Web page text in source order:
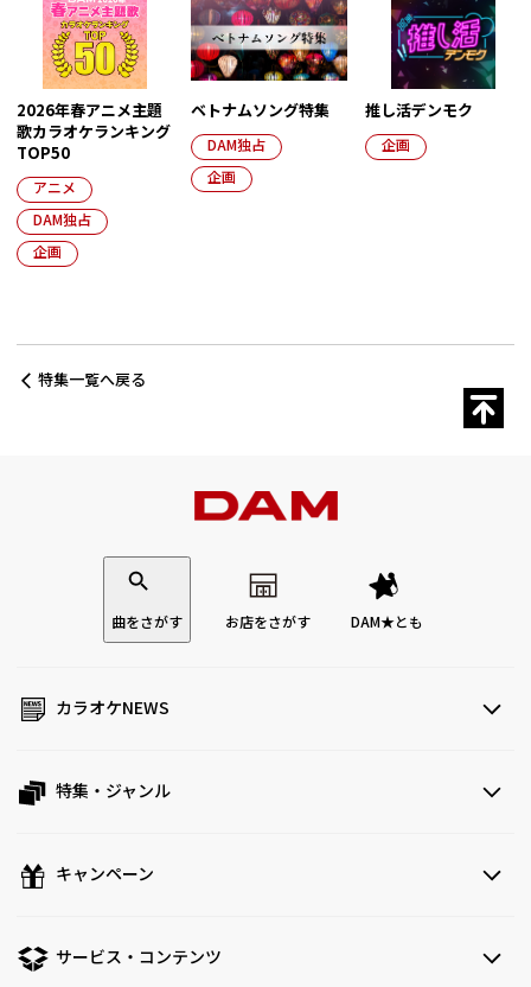
2026年春アニメ主題
歌カラオケランキング
TOP50
アニメ
DAM独占
企画
ベトナムソング特集
DAM独占
企画
推し活デンモク
企画
特集一覧へ戻る
曲をさがす お店をさがす DAM★とも
カラオケNEWS
特集・ジャンル
キャンペーン
サービス・コンテンツ